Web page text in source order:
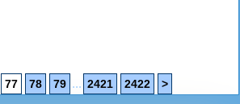
77 78 79 ... 2421 2422 >